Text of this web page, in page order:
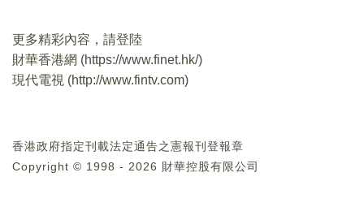
更多精彩內容，請登陸
財華香港網 (https://www.finet.hk/)
現代電視 (http://www.fintv.com)
香港政府指定刊載法定通告之憲報刊登報章
Copyright © 1998 - 2026 財華控股有限公司